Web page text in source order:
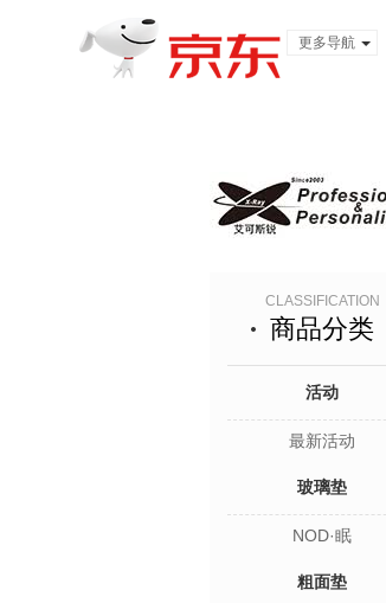
更多导航
CLASSIFICATION
商品分类
活动
最新活动
玻璃垫
NOD·眠
粗面垫